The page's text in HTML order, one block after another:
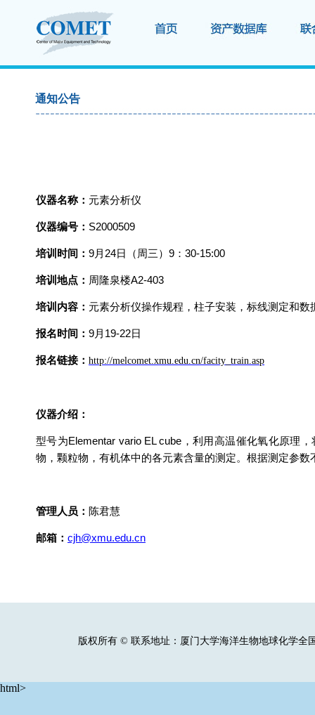
通知公告
仪器名称： 元素分析仪
仪器编号： S2000509
培训时间： 9月24日（周三）9：30-15:00
培训地点： 周隆泉楼A2-403
培训内容： 元素分析仪操作规程，柱子安装，标线测定和数
报名时间： 9月19-22日
报名链接： http://melcomet.xmu.edu.cn/facity_train.asp
仪器介绍：
型号为Elementar vario EL cube，利用高温催化氧化原理
物，颗粒物，有机体中的各元素含量的测定。根据测定参
管理人员： 陈君慧
邮箱： cjh@xmu.edu.cn
html>